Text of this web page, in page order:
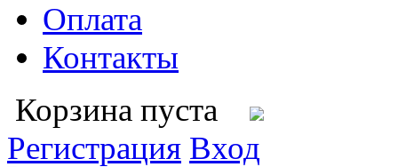
Оплата
Контакты
Корзина пуста
Регистрация Вход